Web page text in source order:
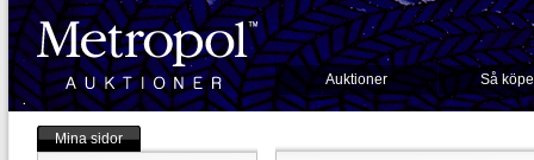
Auktioner Så
Mina sidor